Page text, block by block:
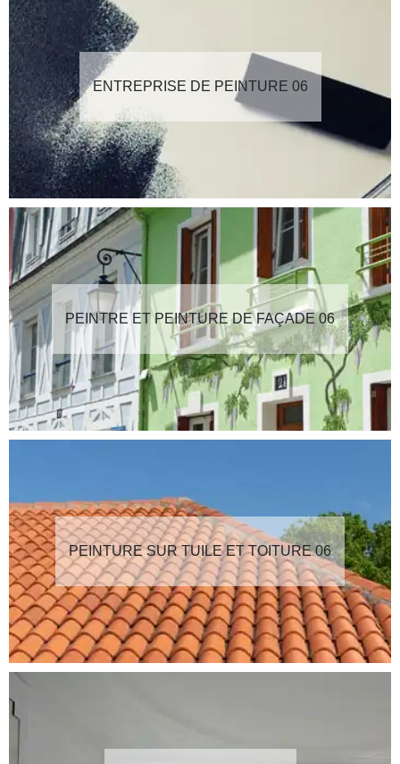
ENTREPRISE DE PEINTURE 06
PEINTRE ET PEINTURE DE FAÇADE 06
PEINTURE SUR TUILE ET TOITURE 06